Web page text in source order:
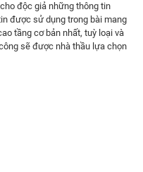
độc giả những thông tin
được sử dụng trong bài mang
tầng cơ bản nhất, tuỳ loại và
sẽ được nhà thầu lựa chọn